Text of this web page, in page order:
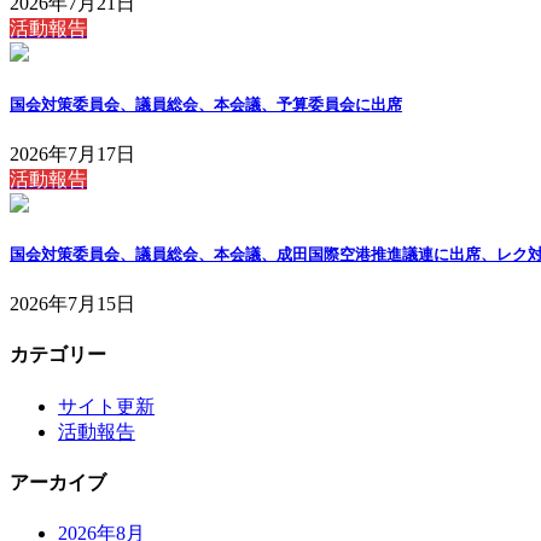
活動報告
国会対策委員会、議員総会、本会議、予算委員会に出席
2026年7月17日
活動報告
国会対策委員会、議員総会、本会議、成田国際空港推進議連に出席、レク
2026年7月15日
カテゴリー
サイト更新
活動報告
アーカイブ
2026年8月